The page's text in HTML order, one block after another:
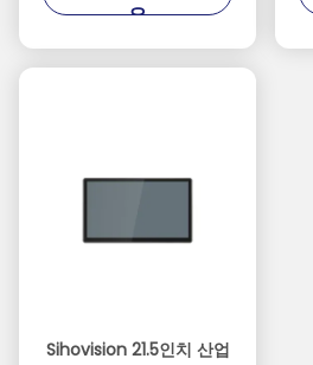
요
Sihovision 21.5인치 산업